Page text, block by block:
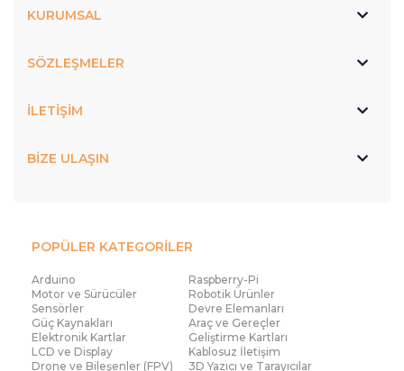
KURUMSAL
SÖZLEŞMELER
İLETİŞİM
BİZE ULAŞIN
POPÜLER KATEGORİLER
Arduino
Raspberry-Pi
Motor ve Sürücüler
Robotik Ürünler
Sensörler
Devre Elemanları
Güç Kaynakları
Araç ve Gereçler
Elektronik Kartlar
Geliştirme Kartları
LCD ve Display
Kablosuz İletişim
Drone ve Bileşenler (FPV)
3D Yazıcı ve Tarayıcılar